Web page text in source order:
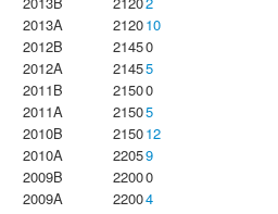
2013A
212010
2012B
21450
2012A
21455
2011B
21500
2011A
21505
2010B
215012
2010A
22059
2009B
22000
2009A
22004